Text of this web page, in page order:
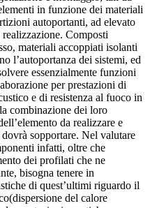
in funzione dei materiali
autoportanti, ad elevato
Composti
materiali accoppiati isolanti
l’autoportanza dei sistemi, ed
essenzialmente funzioni
per prestazioni di
e di resistenza al fuoco in
combinazione dei loro
da realizzare e
sopportare. Nel valutare
infatti, oltre che
dei profilati che ne
bisogna tenere in
di quest’ultimi riguardo il
del calore